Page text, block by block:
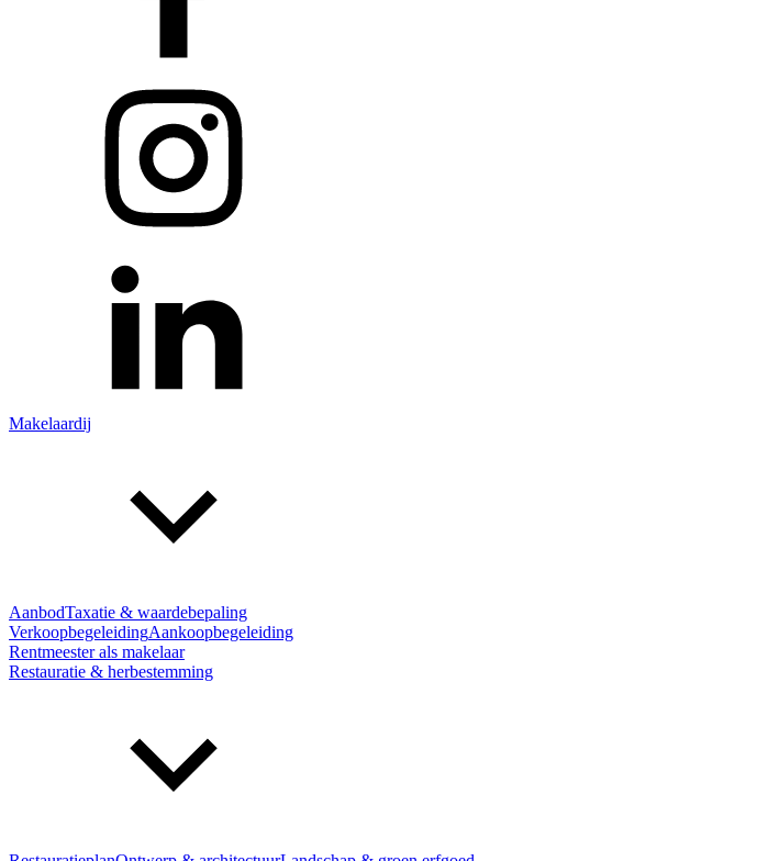
Makelaardij
AanbodTaxatie & waardebepaling
VerkoopbegeleidingAankoopbegeleiding
Rentmeester als makelaar
Restauratie & herbestemming